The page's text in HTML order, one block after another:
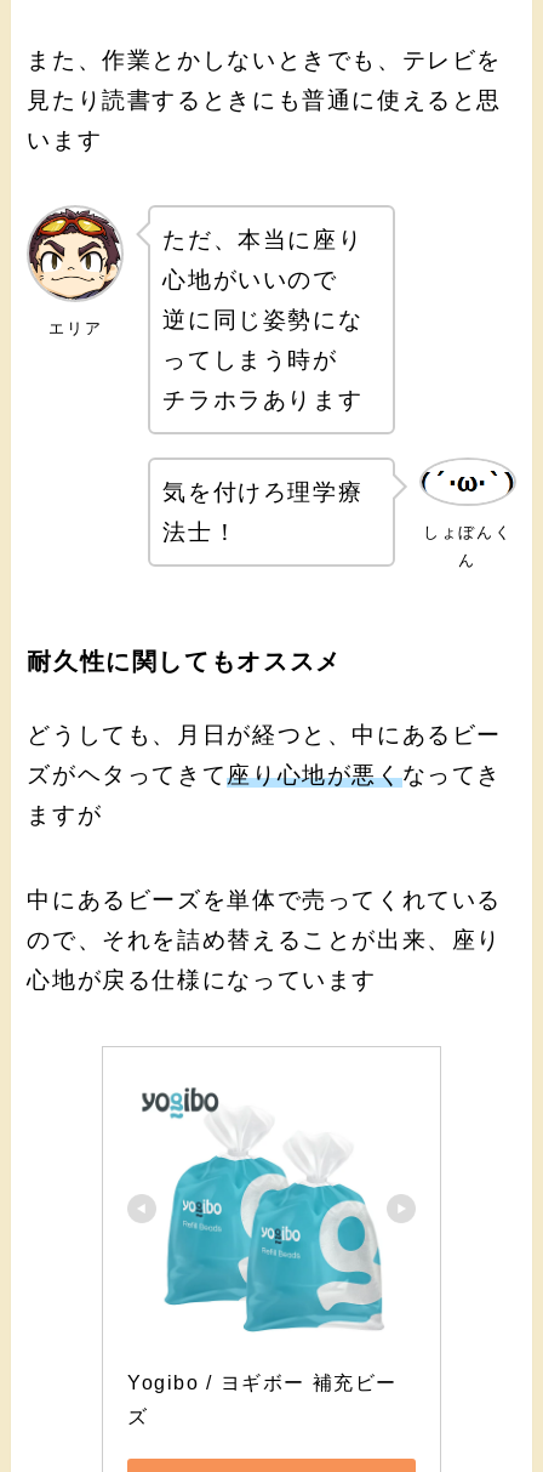
また、作業とかしないときでも、テレビを
見たり読書するときにも普通に使えると思
います
エリア
ただ、本当に座り
心地がいいので
逆に同じ姿勢にな
ってしまう時が
チラホラあります
しょぼんく
ん
気を付けろ理学療
法士！
耐久性に関してもオススメ
どうしても、月日が経つと、中にあるビー
ズがヘタってきて座り心地が悪くなってき
ますが
中にあるビーズを単体で売ってくれている
ので、それを詰め替えることが出来、座り
心地が戻る仕様になっています
Yogibo / ヨギボー 補充ビー
ズ